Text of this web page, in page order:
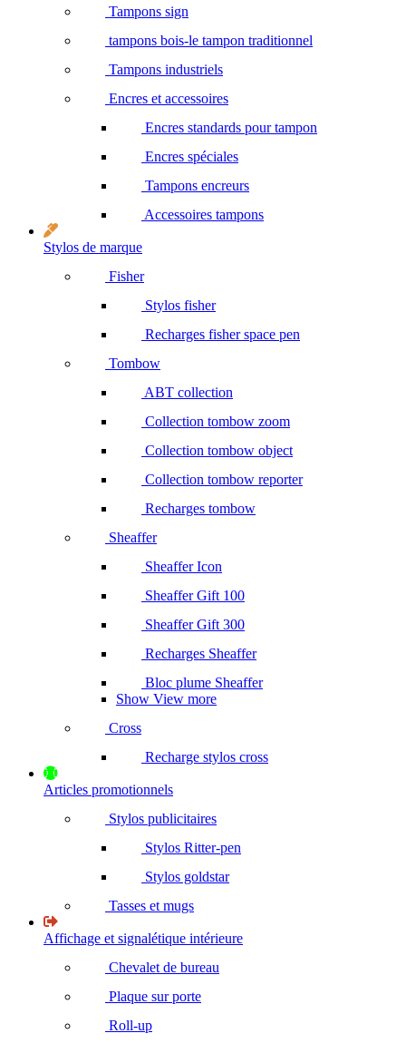
Tampons sign
tampons bois-le tampon traditionnel
Tampons industriels
Encres et accessoires
Encres standards pour tampon
Encres spéciales
Tampons encreurs
Accessoires tampons
Stylos de marque
Fisher
Stylos fisher
Recharges fisher space pen
Tombow
ABT collection
Collection tombow zoom
Collection tombow object
Collection tombow reporter
Recharges tombow
Sheaffer
Sheaffer Icon
Sheaffer Gift 100
Sheaffer Gift 300
Recharges Sheaffer
Bloc plume Sheaffer
Show View more
Cross
Recharge stylos cross
Articles promotionnels
Stylos publicitaires
Stylos Ritter-pen
Stylos goldstar
Tasses et mugs
Affichage et signalétique intérieure
Chevalet de bureau
Plaque sur porte
Roll-up